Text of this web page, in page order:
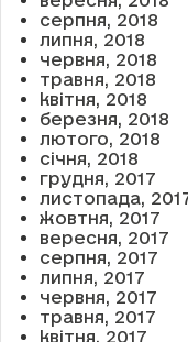
серпня, 2018
липня, 2018
червня, 2018
травня, 2018
квітня, 2018
березня, 2018
лютого, 2018
січня, 2018
грудня, 2017
листопада,
жовтня, 2017
вересня, 2017
серпня, 2017
липня, 2017
червня, 2017
травня, 2017
квітня, 2017